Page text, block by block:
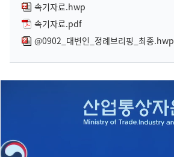
속기자료.hwp
속기자료.pdf
@0902_대변인_정례브리핑_최종.hwp